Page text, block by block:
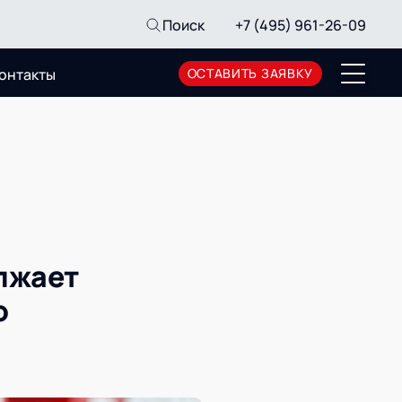
Поиск +7 (495) 961-26-09
ОСТАВИТЬ ЗАЯВКУ